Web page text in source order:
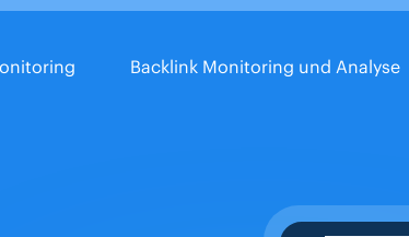
Backlink Monitoring und Analyse